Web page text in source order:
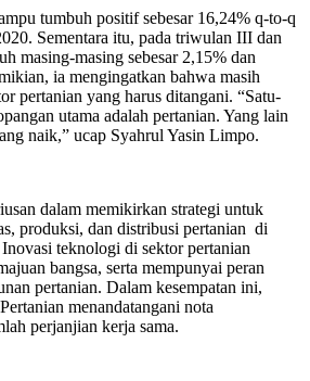
tumbuh positif sebesar 16,24% q-to-q
Sementara itu, pada triwulan III dan
masing-masing sebesar 2,15% dan
ia mengingatkan bahwa masih
pertanian yang harus ditangani. “Satu-
utama adalah pertanian. Yang lain
naik,” ucap Syahrul Yasin Limpo.
dalam memikirkan strategi untuk
produksi, dan distribusi pertanian di
teknologi di sektor pertanian
bangsa, serta mempunyai peran
pertanian. Dalam kesempatan ini,
menandatangani nota
perjanjian kerja sama.